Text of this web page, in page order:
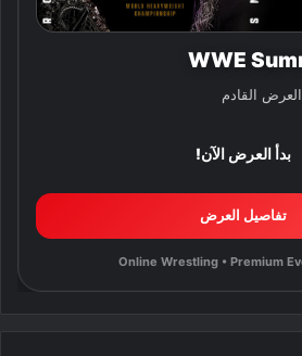
WWE
العرض القادم
بدأ العرض الآن!
تفاصيل العرض
Online Wrestling • Premium